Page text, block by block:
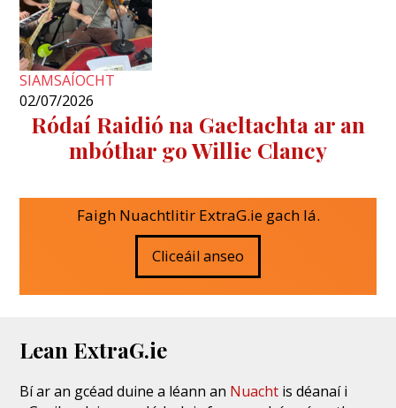
SIAMSAÍOCHT
02/07/2026
Ródaí Raidió na Gaeltachta ar an
mbóthar go Willie Clancy
Faigh Nuachtlitir ExtraG.ie gach lá.
Cliceáil anseo
Lean ExtraG.ie
Bí ar an gcéad duine a léann an Nuacht is déanaí i